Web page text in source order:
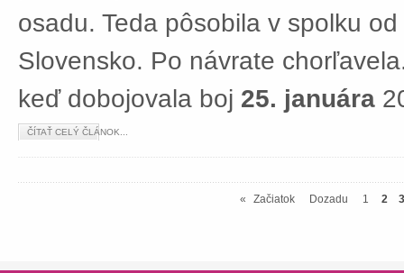
osadu. Teda pôsobila v spolku
Slovensko. Po návrate
keď dobojovala boj 25. januára
ČÍTAŤ CELÝ ČLÁNOK...
« Začiatok Dozadu 1 2 3